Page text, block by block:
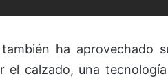
también ha aprovechado
el calzado, una